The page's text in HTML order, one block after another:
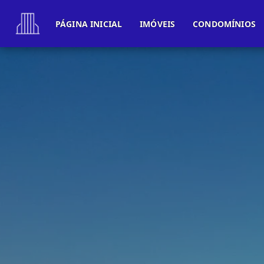
PÁGINA INICIAL IMÓVEIS CONDOMÍNIOS